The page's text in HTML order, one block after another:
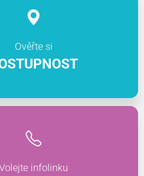
Ověřte si
infolinku